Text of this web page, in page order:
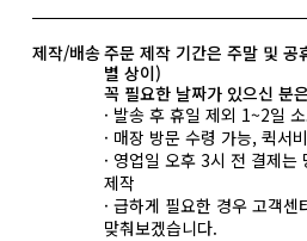
제작/배송주문 제작 기간은 주말 및
별 상이)
꼭 필요한 날짜가 있으신 분
· 발송 후 휴일 제외 1~2일
· 매장 방문 수령 가능, 퀵서
· 영업일 오후 3시 전 결제는
제작
· 급하게 필요한 경우 고객
맞춰보겠습니다.